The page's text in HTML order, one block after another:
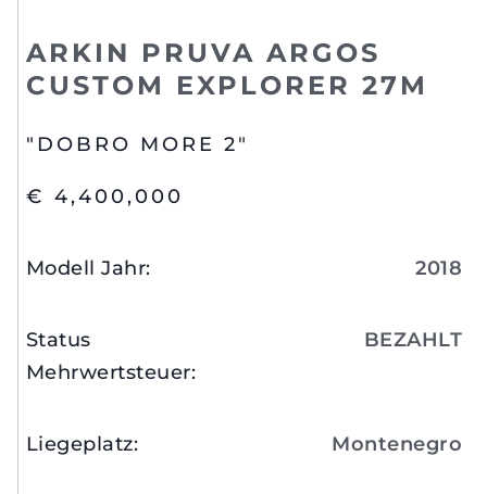
ARKIN PRUVA ARGOS
CUSTOM EXPLORER 27M
"DOBRO MORE 2"
€ 4,400,000
Modell Jahr: 2018
Status
Mehrwertsteuer:
BEZAHLT
Liegeplatz: Montenegro